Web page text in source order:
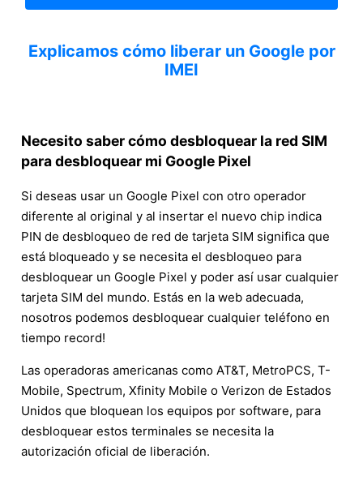
Explicamos cómo liberar un Google por
IMEI
Necesito saber cómo desbloquear la red SIM
para desbloquear mi Google Pixel
Si deseas usar un Google Pixel con otro operador
diferente al original y al insertar el nuevo chip indica
PIN de desbloqueo de red de tarjeta SIM significa que
está bloqueado y se necesita el desbloqueo para
desbloquear un Google Pixel y poder así usar cualquier
tarjeta SIM del mundo. Estás en la web adecuada,
nosotros podemos desbloquear cualquier teléfono en
tiempo record!
Las operadoras americanas como AT&T, MetroPCS, T-
Mobile, Spectrum, Xfinity Mobile o Verizon de Estados
Unidos que bloquean los equipos por software, para
desbloquear estos terminales se necesita la
autorización oficial de liberación.